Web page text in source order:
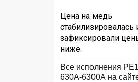
Цена на медь
зафиксировали
ниже.
Все исполнения
630А-6300А на